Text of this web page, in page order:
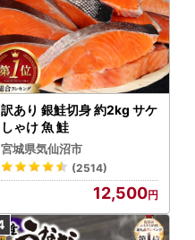
訳あり 銀鮭切身 約2kg サケ
しゃけ 魚 鮭
宮城県気仙沼市
(2514)
12,500